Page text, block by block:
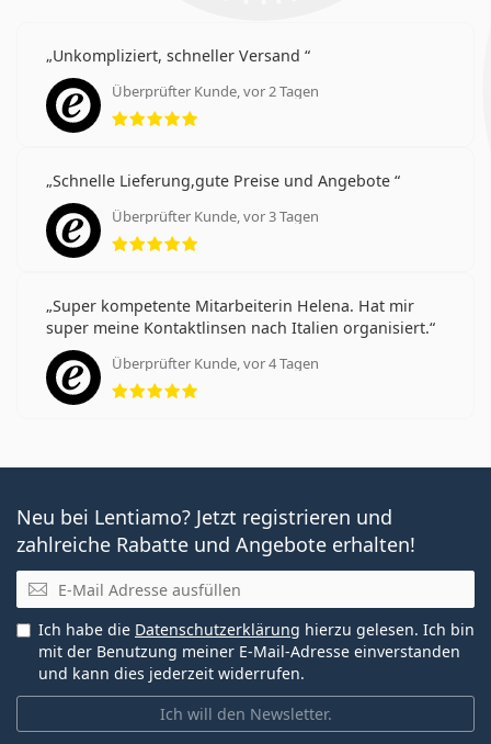
Unkompliziert, schneller Versand
Überprüfter Kunde, vor 2 Tagen
Bewertung 5 aus 5
Schnelle Lieferung,gute Preise und Angebote
Überprüfter Kunde, vor 3 Tagen
Bewertung 5 aus 5
Super kompetente Mitarbeiterin Helena. Hat mir
super meine Kontaktlinsen nach Italien organisiert.
Überprüfter Kunde, vor 4 Tagen
Bewertung 5 aus 5
Neu bei Lentiamo? Jetzt registrieren und
zahlreiche Rabatte und Angebote erhalten!
E-Mail
Ich will den Newsletter.
Ich habe die Datenschutzerklärung hierzu gelesen. Ich bin
mit der Benutzung meiner E-Mail-Adresse einverstanden
und kann dies jederzeit widerrufen.